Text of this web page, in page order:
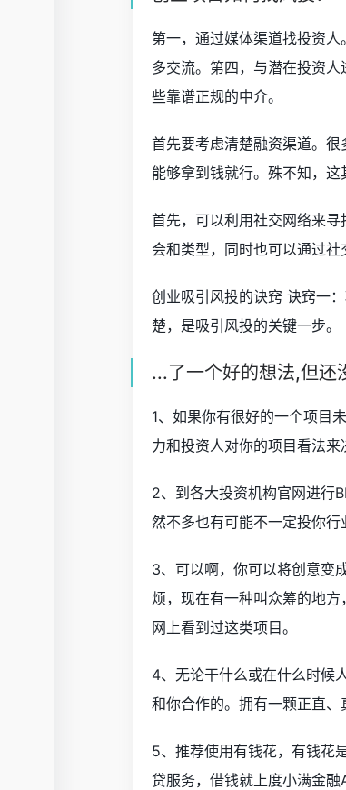
第一，通过媒体渠道找投资
多交流。第四，与潜在投资
些靠谱正规的中介。
首先要考虑清楚融资渠道。
能够拿到钱就行。殊不知，这
首先，可以利用社交网络来
会和类型，同时也可以通过社
创业吸引风投的诀窍 诀窍一
楚，是吸引风投的关键一步。
...了一个好的想法,但还
1、如果你有很好的一个项目
力和投资人对你的项目看法来
2、到各大投资机构官网进行
然不多也有可能不一定投你行
3、可以啊，你可以将创意变
烦，现在有一种叫众筹的地
网上看到过这类项目。
4、无论干什么或在什么时候
和你合作的。拥有一颗正直、
5、推荐使用有钱花，有钱花
贷服务，借钱就上度小满金融